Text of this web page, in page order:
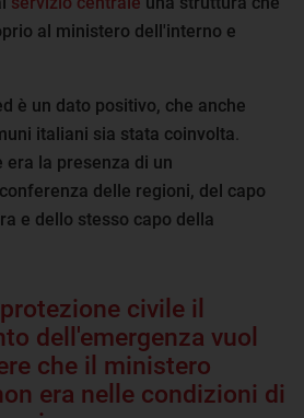
al ministero dell'interno e
è un dato positivo, che anche
italiani sia stata coinvolta.
era la presenza di un
delle regioni, del capo
e dello stesso capo della
civile il
dell'emergenza vuol
che il ministero
era nelle condizioni di